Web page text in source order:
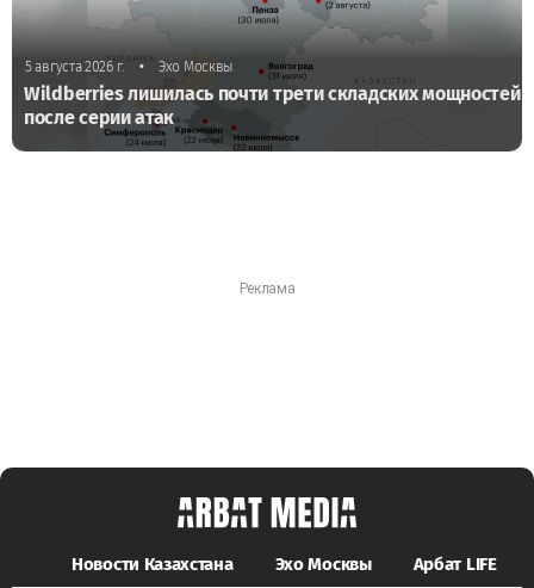
5 августа 2026 г. • Эхо Москвы
Wildberries лишилась почти трети складских мощностей
после серии атак
Новости Казахстана Эхо Москвы Арбат LIFE